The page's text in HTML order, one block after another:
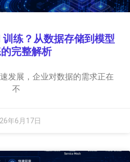
练？从数据存储到模型
完整解析
发展，企业对数据的需求正在
不
年6月17日